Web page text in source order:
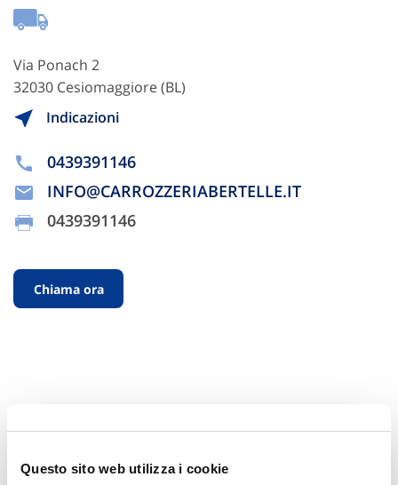
Questo sito web utilizza i cookie
Via Ponach 2
32030 Cesiomaggiore (BL)
Indicazioni
0439391146
INFO@CARROZZERIABERTELLE.IT
0439391146
Chiama ora